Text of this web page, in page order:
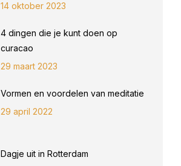
14 oktober 2023
4 dingen die je kunt doen op
curacao
29 maart 2023
Vormen en voordelen van meditatie
29 april 2022
Dagje uit in Rotterdam